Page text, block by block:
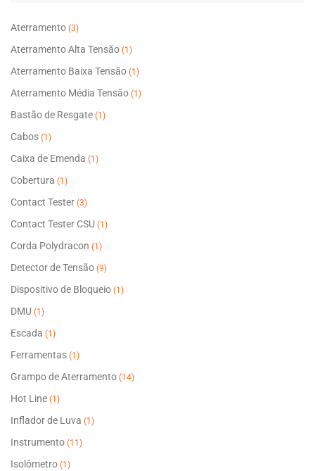
Aterramento (3)
Aterramento Alta Tensão (1)
Aterramento Baixa Tensão (1)
Aterramento Média Tensão (1)
Bastão de Resgate (1)
Cabos (1)
Caixa de Emenda (1)
Cobertura (1)
Contact Tester (3)
Contact Tester CSU (1)
Corda Polydracon (1)
Detector de Tensão (9)
Dispositivo de Bloqueio (1)
DMU (1)
Escada (1)
Ferramentas (1)
Grampo de Aterramento (14)
Hot Line (1)
Inflador de Luva (1)
Instrumento (11)
Isolômetro (1)